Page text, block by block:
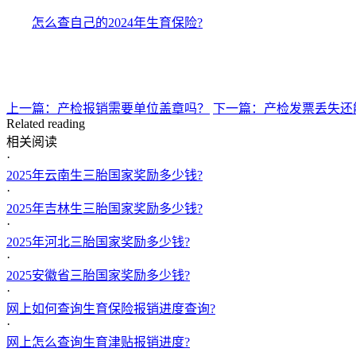
怎么查自己的2024年生育保险?
上一篇：产检报销需要单位盖章吗？
下一篇：产检发票丢失还
Related reading
相关阅读
·
2025年云南生三胎国家奖励多少钱?
·
2025年吉林生三胎国家奖励多少钱?
·
2025年河北三胎国家奖励多少钱?
·
2025安徽省三胎国家奖励多少钱?
·
网上如何查询生育保险报销进度查询?
·
网上怎么查询生育津贴报销进度?